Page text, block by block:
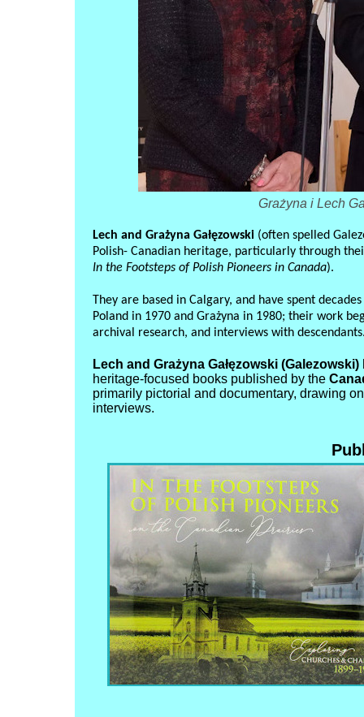
Grażyna i Lech
Lech and Grażyna Gałęzowski (often spelled
Polish- Canadian heritage, particularly through
In the Footsteps of Polish Pioneers in Canada).
They are based in Calgary, and have spent
Poland in 1970 and Grażyna in 1980; their work
archival research, and interviews with
Lech and Grażyna Gałęzowski (Galezowski)
heritage-focused books published by the
primarily pictorial and documentary, drawing
interviews.